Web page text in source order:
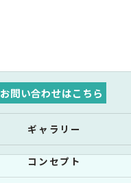
お問い合わせはこちら
ギャラリー
コンセプト